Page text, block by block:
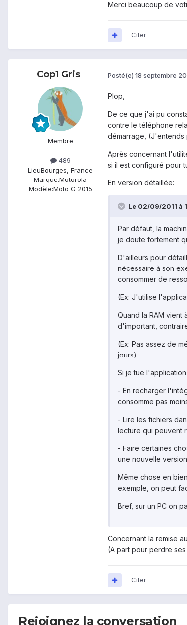
Merci beaucoup de
Citer
Cop1 Gris
Membre
489
LieuBourges, France
Marque:Motorola
Modèle:Moto G 2015
Posté(e) 18 septembre
Plop,
De ce que j'ai pu
contre le téléphone
démarrage, (J'entends
Après concernant
si il est configuré pour
En version détaillée:
Le 02/09/2011 à
Par défaut, la
je doute fortement
D'ailleurs pour
nécessaire à son
consommer de
(Ex: J'utilise
Quand la RAM vient
d'important,
(Ex: Pas assez de
jours).
Si je tue
- En recharger
consomme pas
- Lire les fichiers
lecture qui peuvent
- Faire certaines
une nouvelle
Même chose en
exemple, on peut
Bref, sur un PC on
Concernant la remise
(A part pour perdre
Citer
Rejoignez la conversation